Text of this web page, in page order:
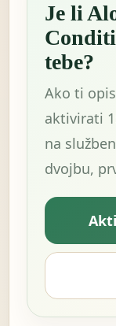
Je li
tebe?
Ako ti
aktivirati
na
dvojbu,